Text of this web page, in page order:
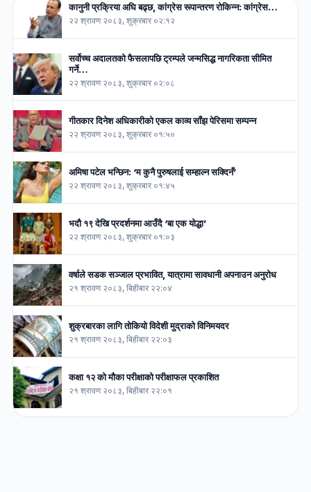
कानुनी प्रक्रिया अघि बढ्छ, कांग्रेस रूपान्तरण रोकिन्न: कांग्रेस…
२२ श्रावण २०८३, शुक्रबार ०२:१२
सर्वोच्च अदालतको फैसलापछि ट्रम्पले जन्मसिद्ध नागरिकता सीमित
गर्ने…
२२ श्रावण २०८३, शुक्रबार ०२:०८
गीतकार दिनेश अधिकारीको एकल काव्य साँझ पेरिसमा सम्पन्न
२२ श्रावण २०८३, शुक्रबार ०१:५०
अमिषा पटेल भन्छिन: ‘म कुनै पुरुषलाई सम्हाल्न सक्दिनँ’
२२ श्रावण २०८३, शुक्रबार ०१:४५
भदौ १९ देखि प्रदर्शनमा आउँदै ‘बा एक योद्धा’
२२ श्रावण २०८३, शुक्रबार ०१:०३
वर्षाले सडक सञ्जाल प्रभावित, यात्रामा सावधानी अपनाउन अनुरोध
२१ श्रावण २०८३, बिहीबार २२:०४
शुक्रबारका लागि तोकियो विदेशी मुद्राको विनिमयदर
२१ श्रावण २०८३, बिहीबार २२:०३
कक्षा १२ को मौका परीक्षाको परीक्षाफल प्रकाशित
२१ श्रावण २०८३, बिहीबार २२:०१